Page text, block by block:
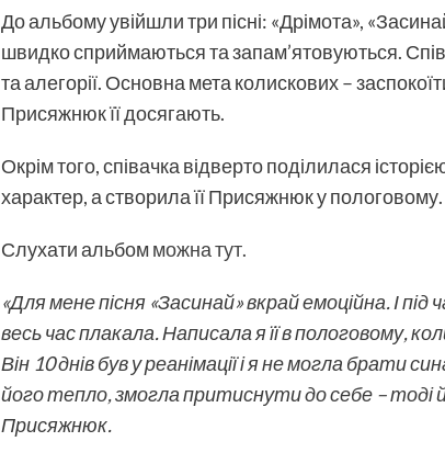
До альбому увійшли три пісні: «Дрімота»,
швидко сприймаються та запам’ятовуються.
та алегорії. Основна мета колискових –
Присяжнюк її досягають.
Окрім того, співачка відверто поділилася
характер, а створила її Присяжнюк у пологовому.
Слухати альбомможна тут.
«Для мене пісня «Засинай» вкрай емоційна. І під
весь час плакала. Написала я її в пологовому,
Він 10 днів був у реанімації і я не могла брати
його тепло, змогла притиснути до себе – тоді
Присяжнюк.